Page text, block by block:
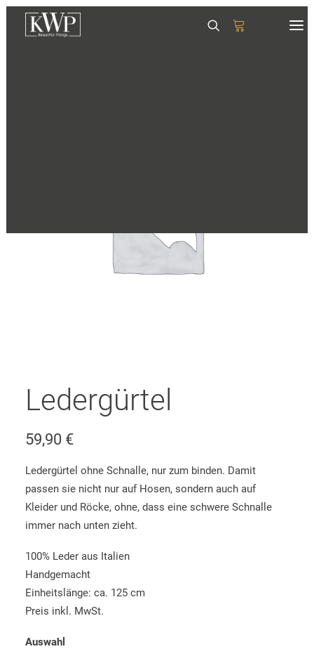
Ledergürtel
59,90 €
Ledergürtel ohne Schnalle, nur zum binden. Damit
passen sie nicht nur auf Hosen, sondern auch auf
Kleider und Röcke, ohne, dass eine schwere Schnalle
immer nach unten zieht.
100% Leder aus Italien
Handgemacht
Einheitslänge: ca. 125 cm
Preis inkl. MwSt.
Auswahl